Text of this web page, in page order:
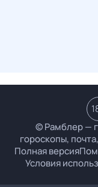
© Рамблер —
гороскопы,
Полная версия
Условия